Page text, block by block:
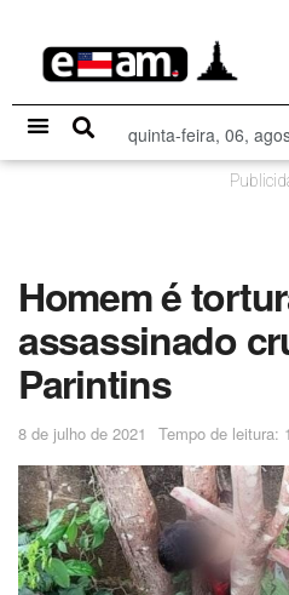
quinta-feira, 06,
Homem é
assassinado
Parintins
8 de julho de 2021 Tempo de leitura: